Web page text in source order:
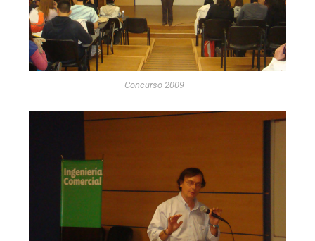
Concurso 2009